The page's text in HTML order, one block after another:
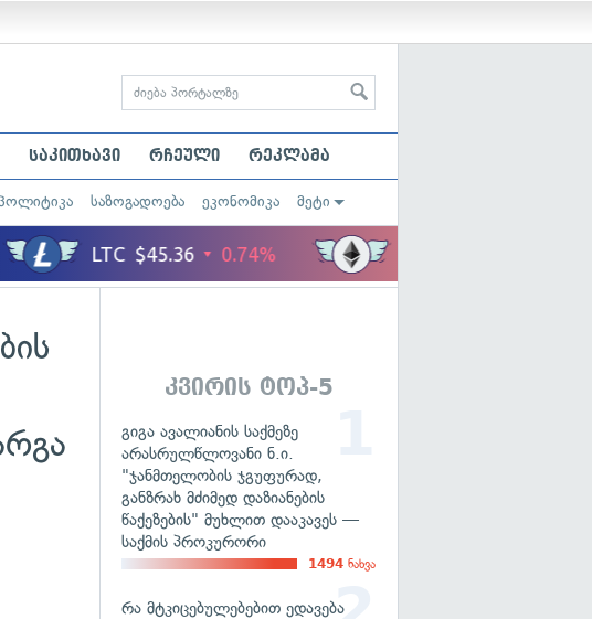
საკითხავი რჩეული რეკლამა
საზოგადოება ეკონომიკა მეტი
კვირის ტოპ-5
გიგა ავალიანის საქმეზე
არასრულწლოვანი ნ.ი.
"ჯანმთელობის ჯგუფურად,
განზრახ მძიმედ დაზიანების
წაქეზების" მუხლით დააკავეს —
საქმის პროკურორი
1494 ნახვა
რა მტკიცებულებებით ედავება